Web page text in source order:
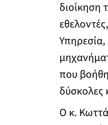
διοίκηση
Υπηρεσία,
που
δύσκολες
Ο κ.